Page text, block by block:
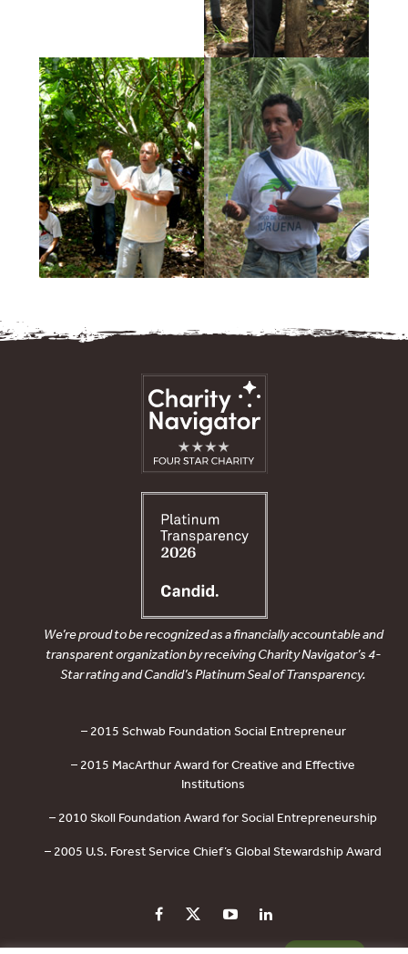
We’re proud to be recognized as a financially accountable and
transparent organization by receiving Charity Navigator’s 4-
Star rating and Candid’s Platinum Seal of Transparency.
– 2015 Schwab Foundation Social Entrepreneur
– 2015 MacArthur Award for Creative and Effective
Institutions
– 2010 Skoll Foundation Award for Social Entrepreneurship
– 2005 U.S. Forest Service Chief’s Global Stewardship Award